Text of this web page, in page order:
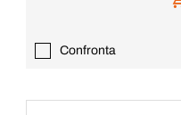
Confronta